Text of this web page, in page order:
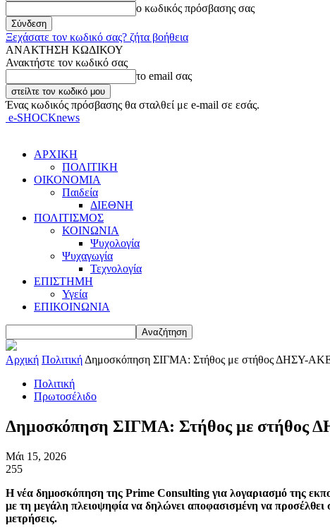
ο κωδικός πρόσβασης σας
Ξεχάσατε τον κωδικό σας? ζήτα βοήθεια
ΑΝΑΚΤΗΣΗ ΚΩΔΙΚΟΥ
Ανακτήστε τον κωδικό σας
το email σας
Ένας κωδικός πρόσβασης θα σταλθεί με e-mail σε εσάς.
e-SHOCKnews
ΑΡΧΙΚΗ
ΠΟΛΙΤΙΚΗ
ΟΙΚΟΝΟΜΙΑ
Παιδεία
ΔΙΕΘΝΗ
ΠΟΛΙΤΙΣΜΟΣ
ΚΟΙΝΩΝΙΑ
Ψυχολογία
Ψυχαγωγία
Τεχνολογία
ΕΠΙΣΤΗΜΗ
Υγεία
ΕΠΙΚΟΙΝΩΝΙΑ
Αρχική Πολιτική Δημοσκόπηση ΣΙΓΜΑ: Στήθος με στήθος ΔΗΣΥ-
Πολιτική
Πρωτοσέλιδο
Δημοσκόπηση ΣΙΓΜΑ: Στήθος με στήθος
Μάι 15, 2026
255
Η νέα δημοσκόπηση της Prime Consulting για λογαριασμό της
με τη μεγάλη πλειοψηφία να δηλώνει αποφασισμένη να προσέλθει
μετρήσεις.